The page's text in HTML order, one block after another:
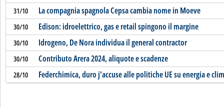
31/10 La compagnia spagnola Cepsa cambia nome in Moeve
30/10 Edison: idroelettrico, gas e retail spingono il margine
30/10 Idrogeno, De Nora individua il general contractor
30/10 Contributo Arera 2024, aliquote e scadenze
28/10 Federchimica, duro j'accuse alle politiche UE su energia e